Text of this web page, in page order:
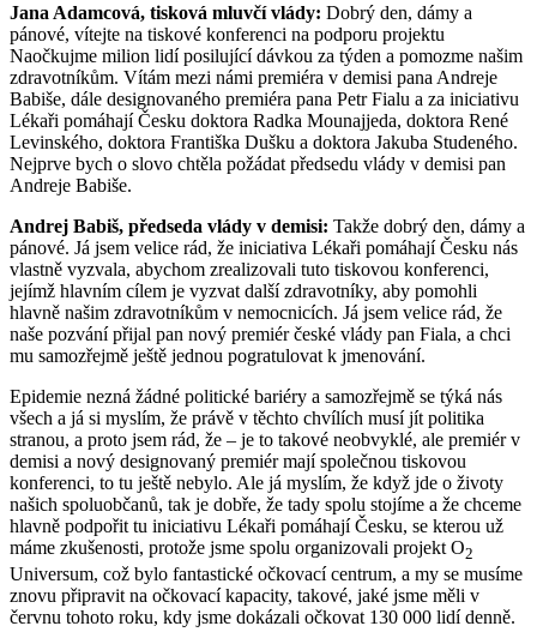
Jana Adamcová, tisková mluvčí vlády: Dobrý den, dámy a
pánové, vítejte na tiskové konferenci na podporu projektu
Naočkujme milion lidí posilující dávkou za týden a pomozme našim
zdravotníkům. Vítám mezi námi premiéra v demisi pana Andreje
Babiše, dále designovaného premiéra pana Petr Fialu a za iniciativu
Lékaři pomáhají Česku doktora Radka Mounajjeda, doktora René
Levinského, doktora Františka Dušku a doktora Jakuba Studeného.
Nejprve bych o slovo chtěla požádat předsedu vlády v demisi pan
Andreje Babiše.
Andrej Babiš, předseda vlády v demisi: Takže dobrý den, dámy a
pánové. Já jsem velice rád, že iniciativa Lékaři pomáhají Česku nás
vlastně vyzvala, abychom zrealizovali tuto tiskovou konferenci,
jejímž hlavním cílem je vyzvat další zdravotníky, aby pomohli
hlavně našim zdravotníkům v nemocnicích. Já jsem velice rád, že
naše pozvání přijal pan nový premiér české vlády pan Fiala, a chci
mu samozřejmě ještě jednou pogratulovat k jmenování.
Epidemie nezná žádné politické bariéry a samozřejmě se týká nás
všech a já si myslím, že právě v těchto chvílích musí jít politika
stranou, a proto jsem rád, že – je to takové neobvyklé, ale premiér v
demisi a nový designovaný premiér mají společnou tiskovou
konferenci, to tu ještě nebylo. Ale já myslím, že když jde o životy
našich spoluobčanů, tak je dobře, že tady spolu stojíme a že chceme
hlavně podpořit tu iniciativu Lékaři pomáhají Česku, se kterou už
máme zkušenosti, protože jsme spolu organizovali projekt O2
Universum, což bylo fantastické očkovací centrum, a my se musíme
znovu připravit na očkovací kapacity, takové, jaké jsme měli v
červnu tohoto roku, kdy jsme dokázali očkovat 130 000 lidí denně.